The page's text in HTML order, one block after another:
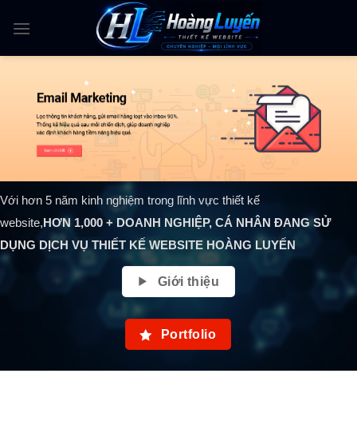
content
Với hơn 5 năm kinh nghiệm trong lĩnh vực thiết kế
website,HƠN 1,000 + DOANH NGHIỆP, CÁ NHÂN ĐANG SỬ
DỤNG DỊCH VỤ THIẾT KẾ WEBSITE HOÀNG LUYẾN
Giới thiệu
Portfolio